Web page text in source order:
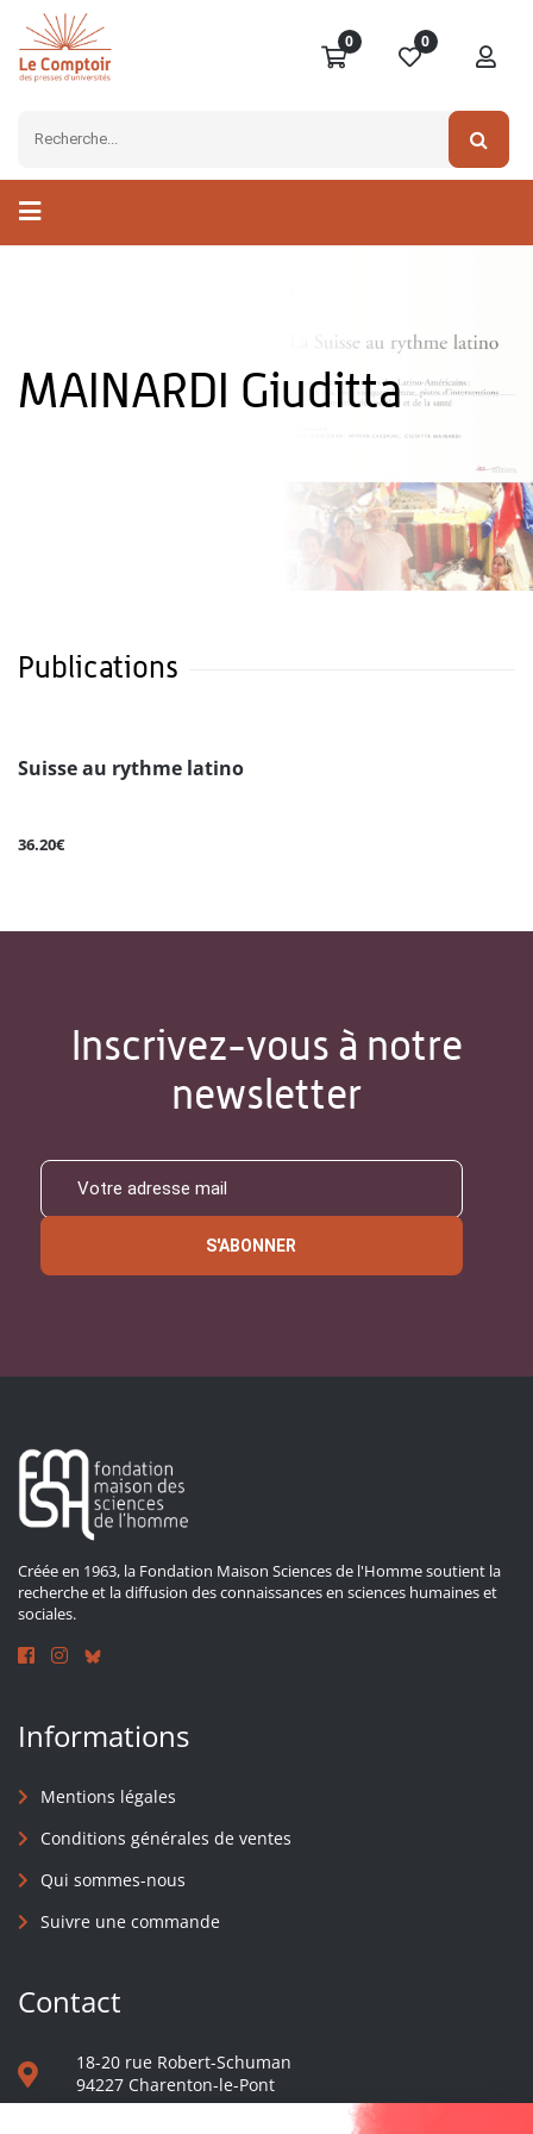
0 0
MAINARDI Giuditta
Publications
Suisse au rythme latino
36.20€
Inscrivez-vous à notre
newsletter
S'ABONNER
Créée en 1963, la Fondation Maison Sciences de l'Homme soutient la
recherche et la diffusion des connaissances en sciences humaines et
sociales.
Informations
Mentions légales
Conditions générales de ventes
Qui sommes-nous
Suivre une commande
Contact
18-20 rue Robert-Schuman
94227 Charenton-le-Pont